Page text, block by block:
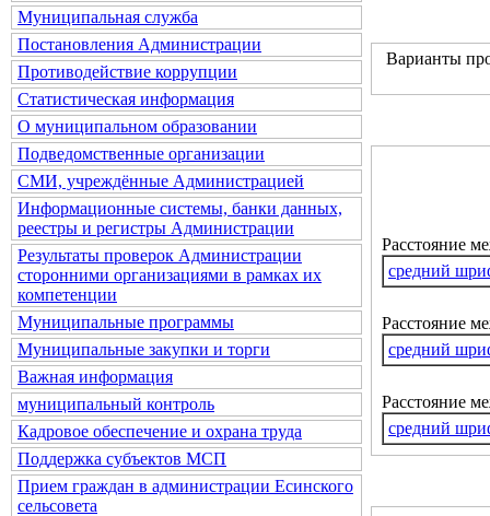
Муниципальная служба
Постановления Администрации
Противодействие коррупции
Статистическая информация
О муниципальном образовании
Подведомственные организации
СМИ, учреждённые Администрацией
Информационные системы, банки данных,
реестры и регистры Администрации
Результаты проверок Администрации
сторонними организациями в рамках их
компетенции
Муниципальные программы
Муниципальные закупки и торги
Важная информация
муниципальный контроль
Кадровое обеспечение и охрана труда
Поддержка субъектов МСП
Прием граждан в администрации Есинского
сельсовета
Варианты
Расстояние
средний
Расстояние
средний
Расстояние
средний